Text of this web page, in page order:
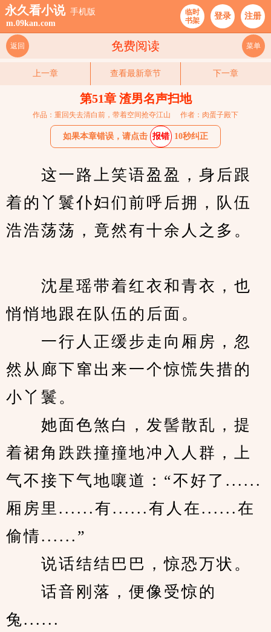
永久看小说 手机版
m.09kan.com
临时
书架
登录 注册
免费阅读
返回 菜单
上一章 查看最新章节 下一章
第51章 渣男名声扫地
作品：重回失去清白前，带着空间抢夺江山 作者：肉蛋子殿下
如果本章错误，请点击 报错 10秒纠正
这一路上笑语盈盈，身后跟
着的丫鬟仆妇们前呼后拥，队伍
浩浩荡荡，竟然有十余人之多。
沈星瑶带着红衣和青衣，也
悄悄地跟在队伍的后面。
一行人正缓步走向厢房，忽
然从廊下窜出来一个惊慌失措的
小丫鬟。
她面色煞白，发髻散乱，提
着裙角跌跌撞撞地冲入人群，上
气不接下气地嚷道：“不好了......
厢房里......有......有人在......在
偷情......”
说话结结巴巴，惊恐万状。
话音刚落，便像受惊的
兔......